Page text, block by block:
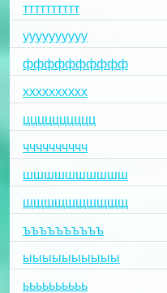
тттттттттт
уууууууууу
фффффффффф
хххххххххх
цццццццццц
чччччччччч
шшшшшшшшшш
щщщщщщщщщщ
ъъъъъъъъъъ
ыыыыыыыыыы
ьььььььььь